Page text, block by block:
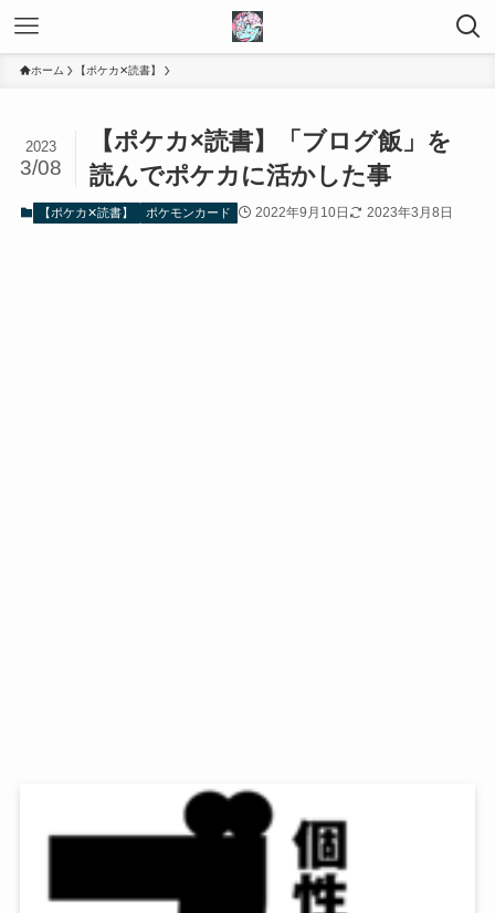
ホーム 【ポケカ✕読書】
【ポケカ×読書】「ブログ飯」を
読んでポケカに活かした事
2023
3/08
【ポケカ✕読書】 ポケモンカード 2022年9月10日 2023年3月8日